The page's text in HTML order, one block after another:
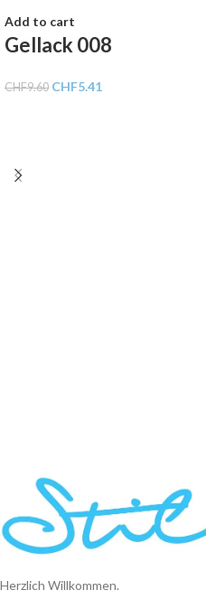
Add to cart
Gellack 008
CHF9.60 CHF5.41
Herzlich Willkommen.